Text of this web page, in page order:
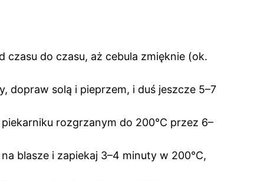
czasu do czasu, aż cebula zmięknie (ok.
dopraw solą i pieprzem, i duś jeszcze 5–7
rozgrzanym do 200°C przez 6–
blasze i zapiekaj 3–4 minuty w 200°C,